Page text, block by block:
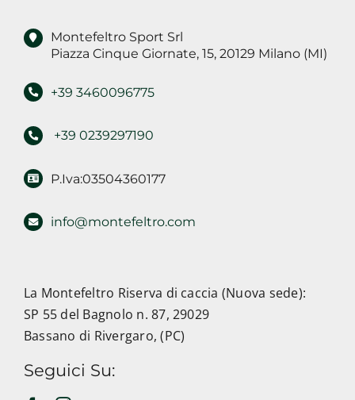
Montefeltro Sport Srl
Piazza Cinque Giornate, 15, 20129 Milano (MI)
+39 3460096775
+39 0239297190
P.Iva:03504360177
info@montefeltro.com
La Montefeltro Riserva di caccia (Nuova sede):
SP 55 del Bagnolo n. 87, 29029
Bassano di Rivergaro, (PC)
Seguici Su: